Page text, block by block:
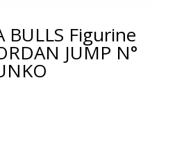
BULLS Figurine
JUMP N°